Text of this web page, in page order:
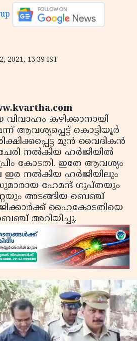
2021, 13:39 IST
കഴിക്കാനായി
ആവശ്യപ്പെട്ട് കൊട്ടിയൂര്‍
മുന്‍ വൈദികന്‍
നല്‍കിയ ഹര്‍ജിയില്‍
കോടതി. ഇതേ ആവശ്യം
ഇര നല്‍കിയ ഹര്‍ജിയിലും
ഹേമന്ദ് ഗുപ്തയും
അടങ്ങിയ ബെഞ്ച്
ഹൈകോടതിയെ
അറിയിച്ചു.